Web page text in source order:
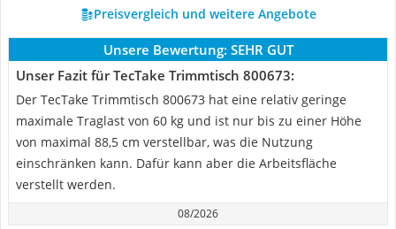
Preisvergleich und weitere Angebote
Unsere Bewertung: SEHR GUT
Unser Fazit für TecTake Trimmtisch 800673:
Der TecTake Trimmtisch 800673 hat eine relativ geringe
maximale Traglast von 60 kg und ist nur bis zu einer Höhe
von maximal 88,5 cm verstellbar, was die Nutzung
einschränken kann. Dafür kann aber die Arbeitsfläche
verstellt werden.
08/2026